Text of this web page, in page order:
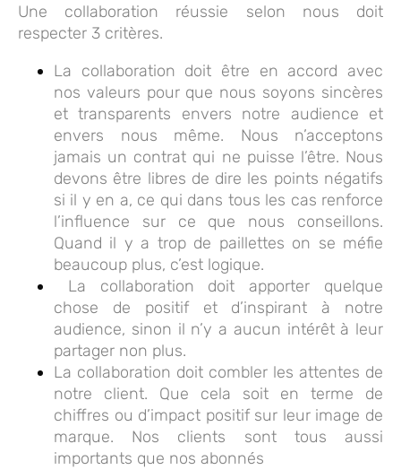
Une collaboration réussie selon nous doit
respecter 3 critères.
La collaboration doit être en accord avec
nos valeurs pour que nous soyons sincères
et transparents envers notre audience et
envers nous même. Nous n’acceptons
jamais un contrat qui ne puisse l’être. Nous
devons être libres de dire les points négatifs
si il y en a, ce qui dans tous les cas renforce
l’influence sur ce que nous conseillons.
Quand il y a trop de paillettes on se méfie
beaucoup plus, c’est logique.
La collaboration doit apporter quelque
chose de positif et d’inspirant à notre
audience, sinon il n’y a aucun intérêt à leur
partager non plus.
La collaboration doit combler les attentes de
notre client. Que cela soit en terme de
chiffres ou d’impact positif sur leur image de
marque. Nos clients sont tous aussi
importants que nos abonnés